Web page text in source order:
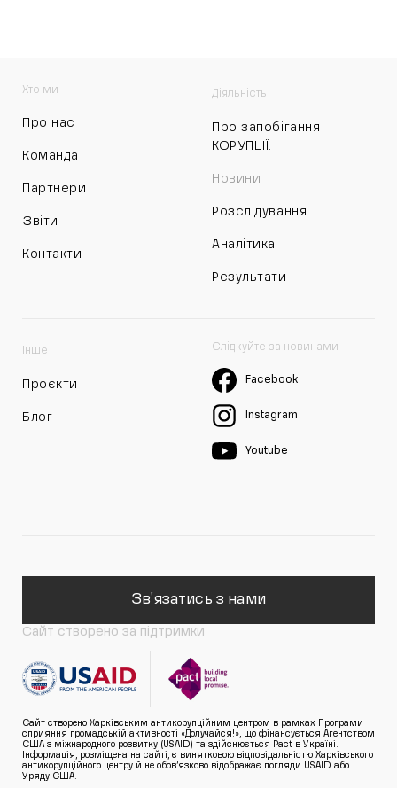
Хто ми
Про нас
Команда
Партнери
Звіти
Контакти
Діяльність
Про запобігання
КОРУПЦІЇ:
Новини
Розслідування
Аналітика
Результати
Інше
Проєкти
Блог
Слідкуйте за новинами
Facebook
Instagram
Youtube
Зв'язатись з нами
Сайт створено за підтримки
Сайт створено Харківським антикорупційним центром в рамках Програми
сприяння громадській активності «Долучайся!», що фінансується Агентством
США з міжнародного розвитку (USAID) та здійснюється Pact в Україні.
Інформація, розміщена на сайті, є винятковою відповідальністю Харківського
антикорупційного центру й не обов’язково відображає погляди USAID або
Уряду США.